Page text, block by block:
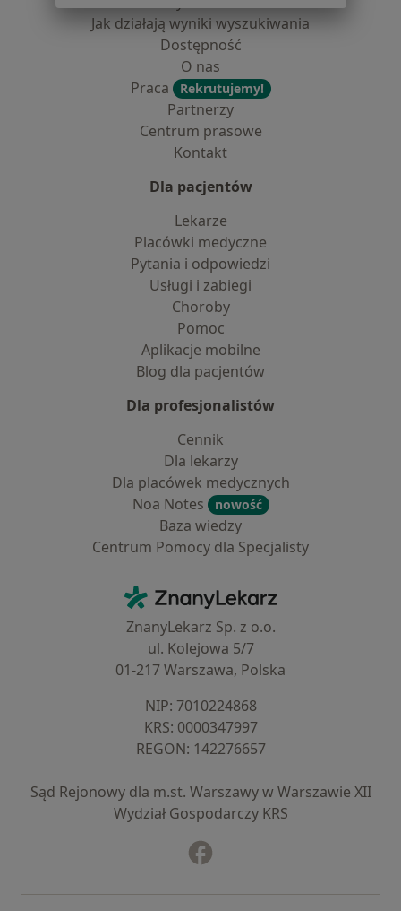
Jak działają wyniki wyszukiwania
Dostępność
O nas
Praca
Rekrutujemy!
Partnerzy
Centrum prasowe
Kontakt
Dla pacjentów
Lekarze
Placówki medyczne
Pytania i odpowiedzi
Usługi i zabiegi
Choroby
Pomoc
Aplikacje mobilne
Blog dla pacjentów
Dla profesjonalistów
Cennik
Dla lekarzy
Dla placówek medycznych
Noa Notes
nowość
Baza wiedzy
Centrum Pomocy dla Specjalisty
ZnanyLekarz - Strona główna
ZnanyLekarz Sp. z o.o.
ul. Kolejowa 5/7
01-217 Warszawa, Polska
NIP: ⁠7010224868
KRS: ⁠0000347997
REGON: ⁠142276657
Sąd Rejonowy dla m.st. Warszawy w Warszawie XII
Wydział Gospodarczy KRS